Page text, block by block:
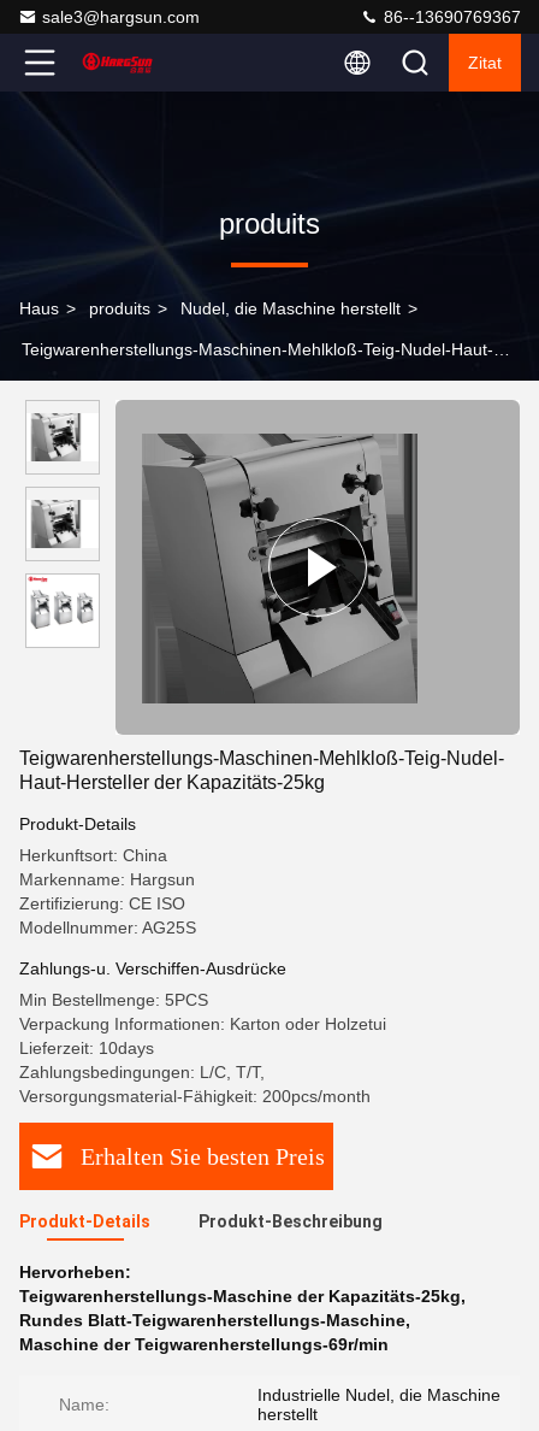
sale3@hargsun.com 86--13690769367
Zitat
produits
Haus > produits > Nudel, die Maschine herstellt >
Teigwarenherstellungs-Maschinen-Mehlkloß-Teig-Nudel-Haut-
Teigwarenherstellungs-Maschinen-Mehlkloß-Teig-Nudel-
Haut-Hersteller der Kapazitäts-25kg
Produkt-Details
Herkunftsort: China
Markenname: Hargsun
Zertifizierung: CE ISO
Modellnummer: AG25S
Zahlungs-u. Verschiffen-Ausdrücke
Min Bestellmenge: 5PCS
Verpackung Informationen: Karton oder Holzetui
Lieferzeit: 10days
Zahlungsbedingungen: L/C, T/T,
Versorgungsmaterial-Fähigkeit: 200pcs/month
Erhalten Sie besten Preis
Produkt-Details Produkt-Beschreibung
Hervorheben:
Teigwarenherstellungs-Maschine der Kapazitäts-25kg,
Rundes Blatt-Teigwarenherstellungs-Maschine,
Maschine der Teigwarenherstellungs-69r/min
Name:
Industrielle Nudel, die Maschine
herstellt